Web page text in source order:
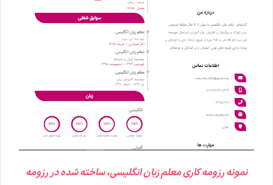
نمونه رزومه کاری معلم زبان انگلیسی، ساخته شده در رزومه